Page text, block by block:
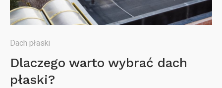
Dach płaski
Dlaczego warto wybrać dach
płaski?